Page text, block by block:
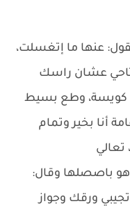
عنها ما إتغسلت،
عشان راسك
كويسة، وطع بسيط
أنا بخير وتمام
تعالي
باصصلها وقال:
ورقك وجواز